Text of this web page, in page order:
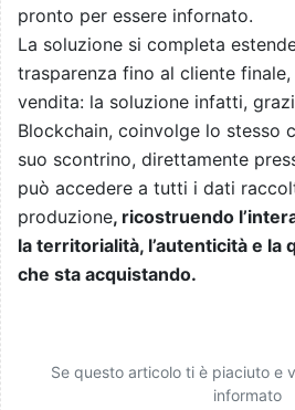
pronto per essere infornato.
La soluzione si completa
trasparenza fino al cliente
vendita: la soluzione infatti,
Blockchain, coinvolge lo stesso
suo scontrino, direttamente
può accedere a tutti i dati
produzione, ricostruendo
la territorialità, l’autenticità e la
che sta acquistando.
Se questo articolo ti è piaciuto e
informato